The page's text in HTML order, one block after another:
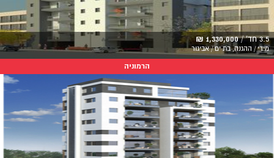
3.5 חד' / 1,330,000 ₪
מידי / ההגנה, בת ים / אביגור
הרמוניה